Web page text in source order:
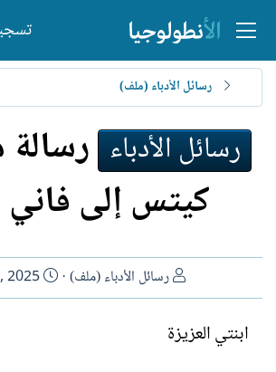
رسائل الأدباء (ملف)
رسائل الأدباء
كيتس إلى
ا
ل
ا
رسائل الأدباء (ملف)
ت
ا
2025
ابنتي العزيزة